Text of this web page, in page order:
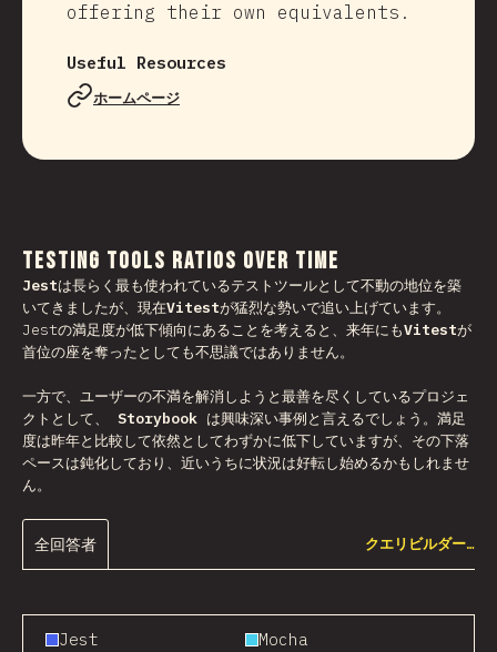
offering their own equivalents.
Useful Resources
ホームページ
Testing Tools Ratios Over Time
Jestは長らく最も使われているテストツールとして不動の地位を築
いてきましたが、現在Vitestが猛烈な勢いで追い上げています。
Jestの満足度が低下傾向にあることを考えると、来年にもVitestが
首位の座を奪ったとしても不思議ではありません。
一方で、ユーザーの不満を解消しようと最善を尽くしているプロジェ
クトとして、 Storybook は興味深い事例と言えるでしょう。満足
度は昨年と比較して依然としてわずかに低下していますが、その下落
ペースは鈍化しており、近いうちに状況は好転し始めるかもしれませ
ん。
全回答者 クエリビルダー…
Jest
Mocha